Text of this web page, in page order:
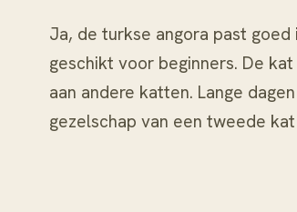
Ja, de turkse angora past
geschikt voor beginners. De
aan andere katten. Lange
gezelschap van een tweede